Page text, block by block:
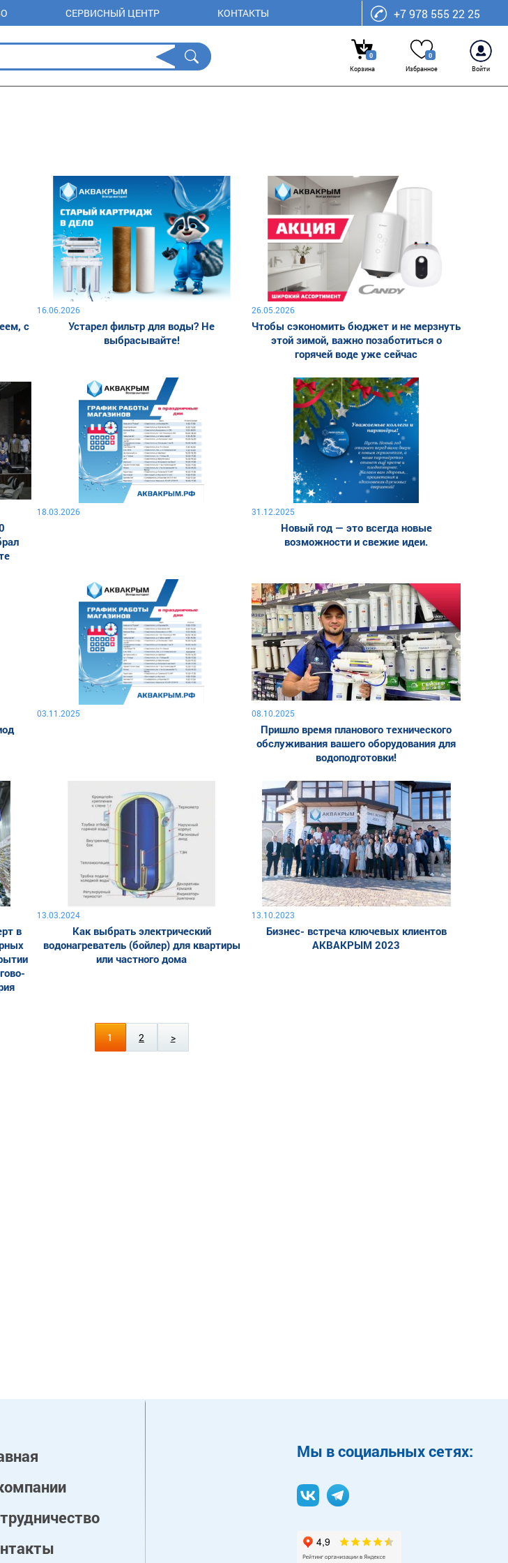
СЕРВИСНЫЙ ЦЕНТР КОНТАКТЫ +7 978 555 22 25
0
Корзина
0
Избранное
Войти
с
16.06.2026
Устарел фильтр для воды? Не
выбрасывайте!
26.05.2026
Чтобы сэкономить бюджет и не мерзнуть
этой зимой, важно позаботиться о
горячей воде уже сейчас
18.03.2026 31.12.2025
Новый год — это всегда новые
возможности и свежие идеи.
03.11.2025 08.10.2025
Пришло время планового технического
обслуживания вашего оборудования для
водоподготовки!
в
13.03.2024
Как выбрать электрический
водонагреватель (бойлер) для квартиры
или частного дома
13.10.2023
Бизнес- встреча ключевых клиентов
АКВАКРЫМ 2023
1 2 >
Mы в социальных сетях: